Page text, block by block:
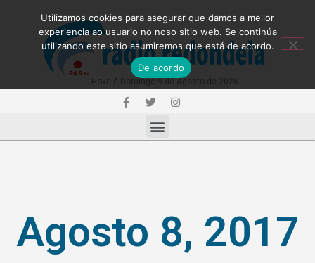
Agosto 8, 2017
Utilizamos cookies para asegurar que damos a mellor
experiencia ao usuario no noso sitio web. Se continúa
utilizando este sitio asumiremos que está de acordo.
De acordo